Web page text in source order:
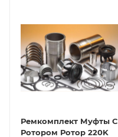
Ремкомплект Муфты С
Ротором Ротор 220K